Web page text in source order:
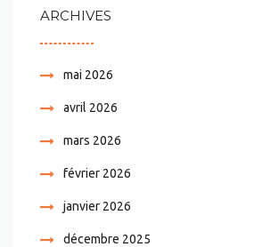
ARCHIVES
mai 2026
avril 2026
mars 2026
février 2026
janvier 2026
décembre 2025